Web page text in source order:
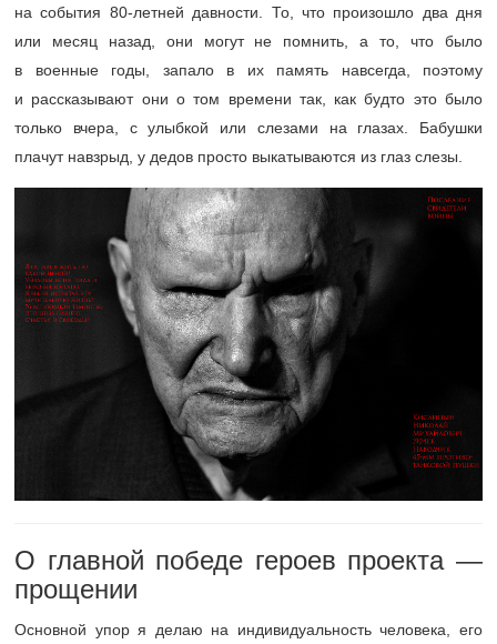
на события 80-летней давности. То, что произошло два дня
или месяц назад, они могут не помнить, а то, что было
в военные годы, запало в их память навсегда, поэтому
и рассказывают они о том времени так, как будто это было
только вчера, с улыбкой или слезами на глазах. Бабушки
плачут навзрыд, у дедов просто выкатываются из глаз слезы.
О главной победе героев проекта —
прощении
Основной упор я делаю на индивидуальность человека, его